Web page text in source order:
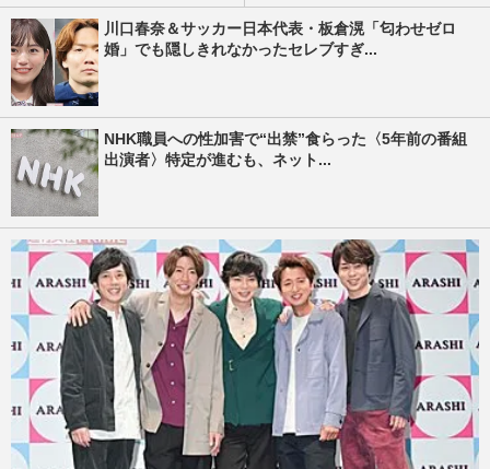
川口春奈＆サッカー日本代表・板倉滉「匂わせゼロ
婚」でも隠しきれなかったセレブすぎ...
NHK職員への性加害で“出禁”食らった〈5年前の番組
出演者〉特定が進むも、ネット...